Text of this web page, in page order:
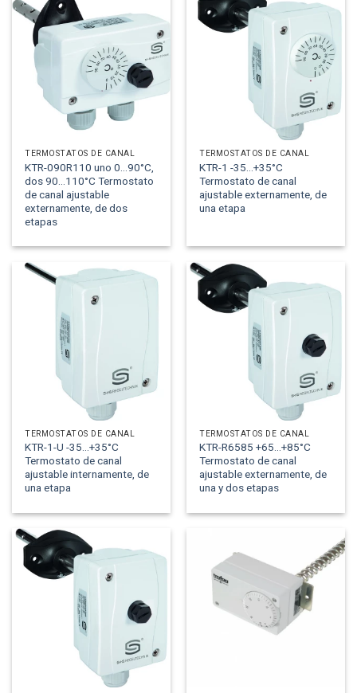
TERMOSTATOS DE CANAL
KTR-090R110 uno 0...90°C,
dos 90...110°C Termostato
de canal ajustable
externamente, de dos
etapas
TERMOSTATOS DE CANAL
KTR-1 -35...+35°C
Termostato de canal
ajustable externamente, de
una etapa
TERMOSTATOS DE CANAL
KTR-1-U -35...+35°C
Termostato de canal
ajustable internamente, de
una etapa
TERMOSTATOS DE CANAL
KTR-R6585 +65...+85°C
Termostato de canal
ajustable externamente, de
una y dos etapas